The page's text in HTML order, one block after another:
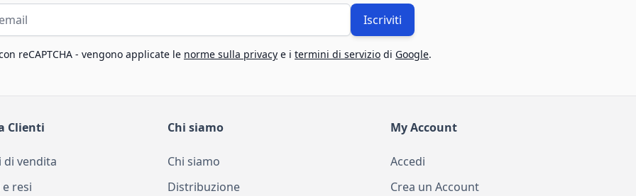
Iscriviti
reCAPTCHA - vengono applicate le norme sulla privacy e i termini di servizio di Google.
Clienti
di vendita
resi
Chi siamo
Chi siamo
Distribuzione
My Account
Accedi
Crea un Account